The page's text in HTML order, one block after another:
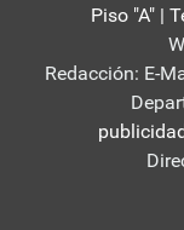
Piso "A" |
Redacción: E-